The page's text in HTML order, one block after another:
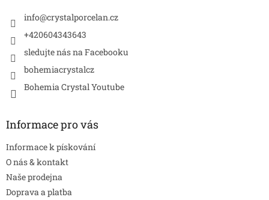
info@crystalporcelan.cz
+420604343643
sledujte nás na Facebooku
bohemiacrystalcz
Bohemia Crystal Youtube
Informace pro vás
Informace k pískování
O nás & kontakt
Naše prodejna
Doprava a platba